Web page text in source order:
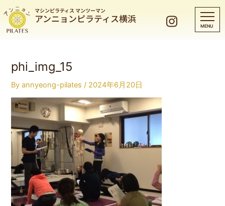
マシンピラティス マンツーマン
アンニョンピラティス横浜
phi_img_15
Byannyeong-pilates / 2024年6月20日